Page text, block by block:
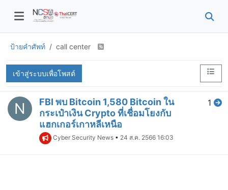
ป้ายคำศัพท์ call center
เข้าสู่ระบบเพื่อโพสต์
N
FBI พบ Bitcoin 1,580 Bitcoin ใน
กระเป๋าเงิน Crypto ที่เชื่อมโยงกับ
แฮกเกอร์เกาหลีเหนือ
Cyber Security News • 24 ส.ค. 2566 16:03
1